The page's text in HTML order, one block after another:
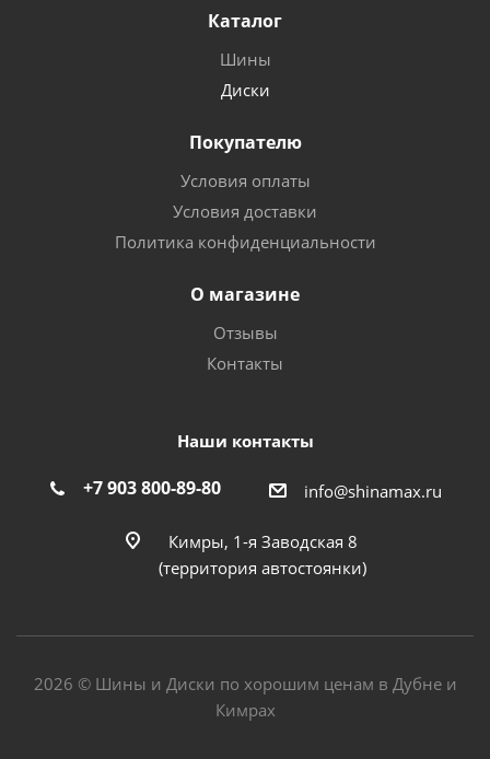
Каталог
Шины
Диски
Покупателю
Условия оплаты
Условия доставки
Политика конфиденциальности
О магазине
Отзывы
Контакты
Наши контакты
+7 903 800-89-80 info@shinamax.ru
Кимры, 1-я Заводская 8
(территория автостоянки)
2026 © Шины и Диски по хорошим ценам в Дубне и
Кимрах